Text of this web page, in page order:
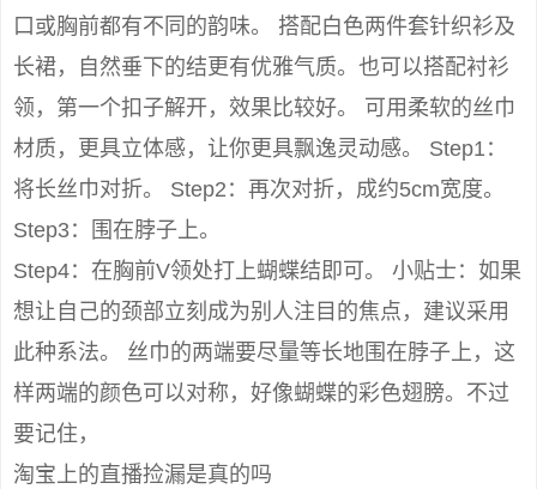
口或胸前都有不同的韵味。 搭配白色两件套针织衫及
长裙，自然垂下的结更有优雅气质。也可以搭配衬衫
领，第一个扣子解开，效果比较好。 可用柔软的丝巾
材质，更具立体感，让你更具飘逸灵动感。 Step1：
将长丝巾对折。 Step2：再次对折，成约5cm宽度。
Step3：围在脖子上。
Step4：在胸前V领处打上蝴蝶结即可。 小贴士：如果
想让自己的颈部立刻成为别人注目的焦点，建议采用
此种系法。 丝巾的两端要尽量等长地围在脖子上，这
样两端的颜色可以对称，好像蝴蝶的彩色翅膀。不过
要记住，
淘宝上的直播捡漏是真的吗